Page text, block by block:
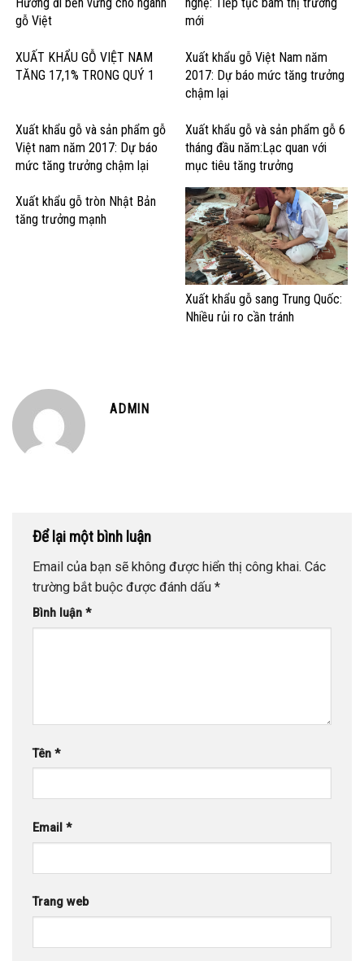
Hướng đi bền vững cho ngành
gỗ Việt
nghệ: Tiếp tục bám thị trường
mới
XUẤT KHẨU GỖ VIỆT NAM
TĂNG 17,1% TRONG QUÝ 1
Xuất khẩu gỗ Việt Nam năm
2017: Dự báo mức tăng trưởng
chậm lại
Xuất khẩu gỗ và sản phẩm gỗ
Việt nam năm 2017: Dự báo
mức tăng trưởng chậm lại
Xuất khẩu gỗ và sản phẩm gỗ 6
tháng đầu năm:Lạc quan với
mục tiêu tăng trưởng
Xuất khẩu gỗ tròn Nhật Bản
tăng trưởng mạnh
Xuất khẩu gỗ sang Trung Quốc:
Nhiều rủi ro cần tránh
ADMIN
Để lại một bình luận
Email của bạn sẽ không được hiển thị công khai. Các
trường bắt buộc được đánh dấu *
Bình luận *
Tên *
Email *
Trang web